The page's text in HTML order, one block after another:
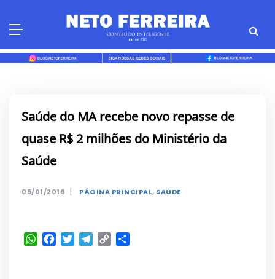
Saúde do MA recebe novo repasse de
quase R$ 2 milhões do Ministério da
Saúde
05/01/2016 | PÁGINA PRINCIPAL, SAÚDE
WhatsApp
Facebook
TwitterTelegram
Copy